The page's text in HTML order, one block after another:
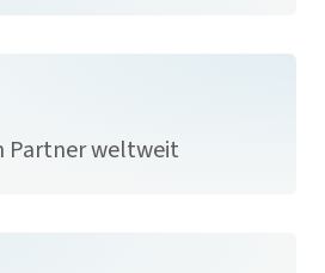
Partner weltweit